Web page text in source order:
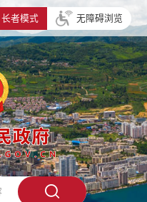
长者模式 无障碍浏览